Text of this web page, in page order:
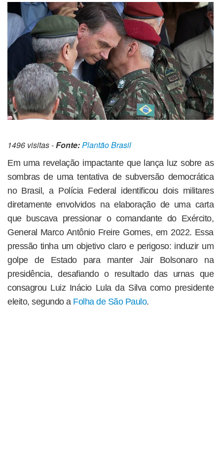
1496 visitas -Fonte:Plantão Brasil
Em uma revelação impactante que lança luz sobre as
sombras de uma tentativa de subversão democrática
no Brasil, a Polícia Federal identificou dois militares
diretamente envolvidos na elaboração de uma carta
que buscava pressionar o comandante do Exército,
General Marco Antônio Freire Gomes, em 2022. Essa
pressão tinha um objetivo claro e perigoso: induzir um
golpe de Estado para manter Jair Bolsonaro na
presidência, desafiando o resultado das urnas que
consagrou Luiz Inácio Lula da Silva como presidente
eleito, segundo a Folha de São Paulo.